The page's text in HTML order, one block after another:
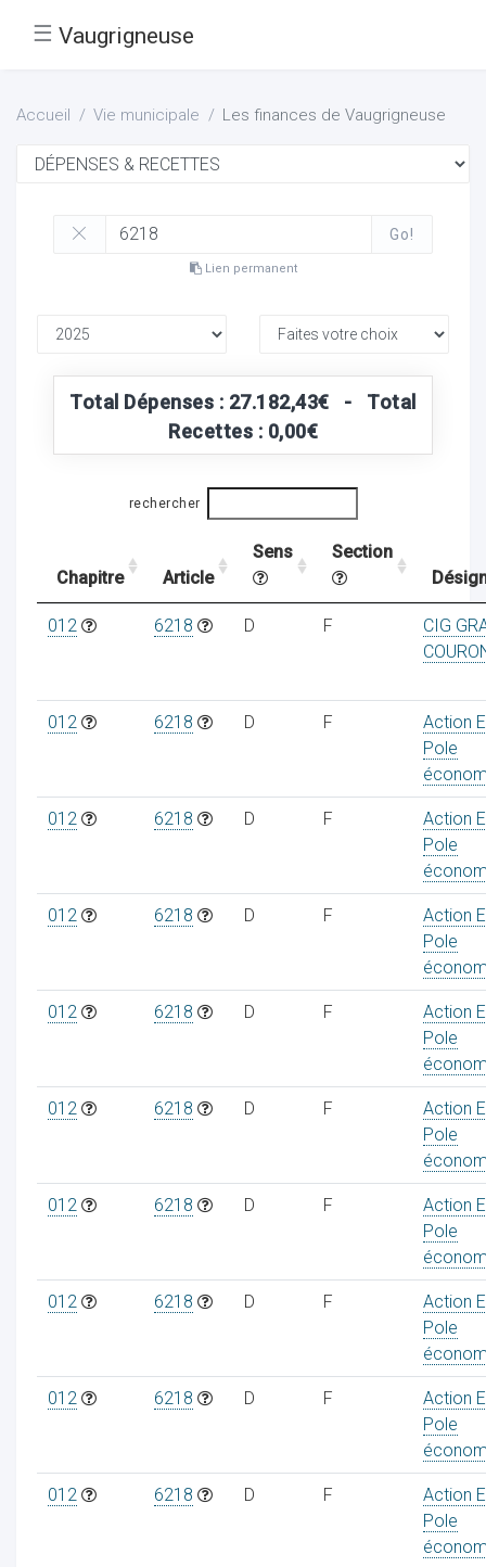
☰ Vaugrigneuse
Accueil Vie municipale Les finances de Vaugrigneuse
Go!
Lien permanent
Total Dépenses : 27.182,43€ - Total
Recettes : 0,00€
rechercher
Chapitre Article
Sens
Section
012 6218 D F
CIG
012 6218 D F
Action
Pole
012 6218 D F
Action
Pole
012 6218 D F
Action
Pole
012 6218 D F
Action
Pole
012 6218 D F
Action
Pole
012 6218 D F
Action
Pole
012 6218 D F
Action
Pole
012 6218 D F
Action
Pole
012 6218 D F
Action
Pole